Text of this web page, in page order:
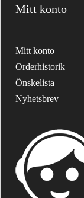
Mitt konto
Mitt konto
Orderhistorik
Önskelista
Nyhetsbrev